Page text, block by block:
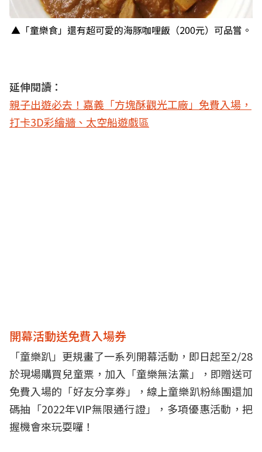
▲「童樂食」還有超可愛的海豚咖哩飯（200元）可品嘗。
延伸閱讀：
親子出遊必去！嘉義「方塊酥觀光工廠」免費入場，
打卡3D彩繪牆、太空船遊戲區
開幕活動送免費入場券
「童樂趴」更規畫了一系列開幕活動，即日起至2/28
於現場購買兒童票，加入「童樂無法黨」，即贈送可
免費入場的「好友分享券」，線上童樂趴粉絲團還加
碼抽「2022年VIP無限通行證」，多項優惠活動，把
握機會來玩耍囉！